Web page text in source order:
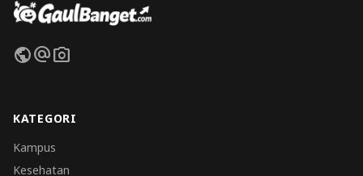
publicalternate_emailphoto_camera
KATEGORI
Kampus
Kesehatan